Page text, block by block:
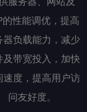
的性能调优，提高
器负载能力，减少
及带宽投入，加快
速度，提高用户访
问友好度。